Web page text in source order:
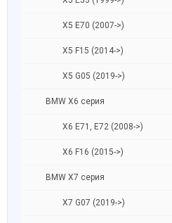
X5 E70 (2007->)
X5 F15 (2014->)
X5 G05 (2019->)
BMW X6 серия
X6 E71, E72 (2008->)
X6 F16 (2015->)
BMW X7 серия
X7 G07 (2019->)